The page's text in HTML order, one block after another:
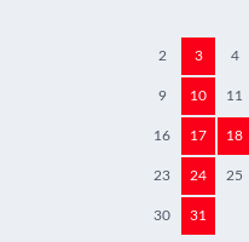
2 3 4
9 10 11
16 17 18
23 24 25
30 31